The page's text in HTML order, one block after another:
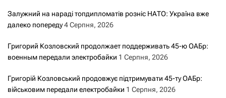
Залужний на нараді топдипломатів розніс НАТО: Україна вже
далеко попереду4 Серпня, 2026
Григорий Козловский продолжает поддерживать 45-ю ОАБр:
военным передали электробайки 1 Серпня, 2026
Григорій Козловський продовжує підтримувати 45-ту ОАБр:
військовим передали електробайки 1 Серпня, 2026